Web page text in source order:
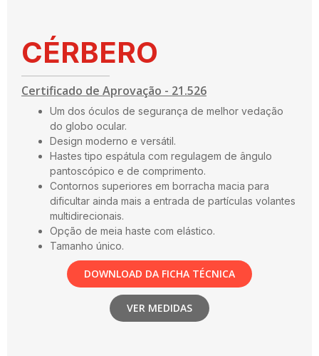
CÉRBERO
Certificado de Aprovação - 21.526
Um dos óculos de segurança de melhor vedação
do globo ocular.
Design moderno e versátil.
Hastes tipo espátula com regulagem de ângulo
pantoscópico e de comprimento.
Contornos superiores em borracha macia para
dificultar ainda mais a entrada de partículas volantes
multidirecionais.
Opção de meia haste com elástico.
Tamanho único.
DOWNLOAD DA FICHA TÉCNICA
VER MEDIDAS